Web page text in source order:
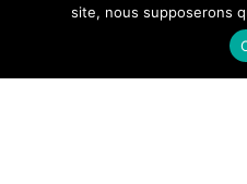
Vendredi :
site, nous supposerons